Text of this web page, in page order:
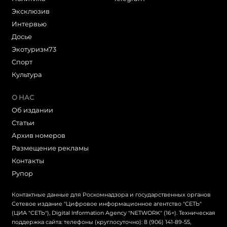
Эксклюзив
Интервью
Досье
Экотуризм73
Cпорт
Культура
О НАС
Об издании
Статьи
Архив номеров
Размещение рекламы
Контакты
Рупор
Контактные данные для Роскомнадзора и государственных органов
Сетевое издание "Цифровое информационное агентство "СЕТЬ"
(ЦИА "СЕТЬ"), Digital Information Agency "NETWORK" (16+). Техническая
поддержка сайта: телефоны (круглосуточно): 8 (906) 141-89-55,